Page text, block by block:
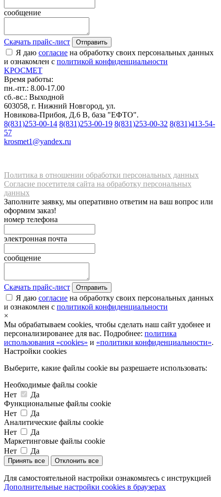
сообщение
Скачать прайс-лист Отправить
Я даю согласие на обработку своих персональных данных
и ознакомлен с политикой конфиденциальности
KРОСМЕТ
Время работы:
пн.-пт.: 8.00-17.00
сб.-вс.: Выходной
603058, г. Нижний Новгород, ул.
Новикова-Прибоя, Д.6 В, база "ЕФТО".
8(831)253-00-14 8(831)253-00-19 8(831)253-00-32 8(831)413-54-
57
krosmet1@yandex.ru
Политика в отношении обработки персональных данных
Согласие посетителя сайта на обработку персональных
данных
Заполните заявку, мы оперативно ответим на ваш вопрос или
оформим заказ!
номер телефона
электронная почта
сообщение
Скачать прайс-лист Отправить
Я даю согласие на обработку своих персональных данных
и ознакомлен с политикой конфиденциальности
×
Мы обрабатываем cookies, чтобы сделать наш сайт удобнее и
персонализированее для вас. Подробнее: политика
использования «cookies» и «политики конфиденциальности».
Настройки cookies
Выберите, какие файлы cookie вы разрешаете использовать:
Необходимые файлы cookie
Нет
Да
Функциональные файлы cookie
Нет
Да
Аналитические файлы cookie
Нет
Да
Маркетинговые файлы cookie
Нет
Да
Принять все Отклонить все
Для самостоятельной настройки ознакомьтесь с инструкцией
Дополнительные настройки cookies в браузерах